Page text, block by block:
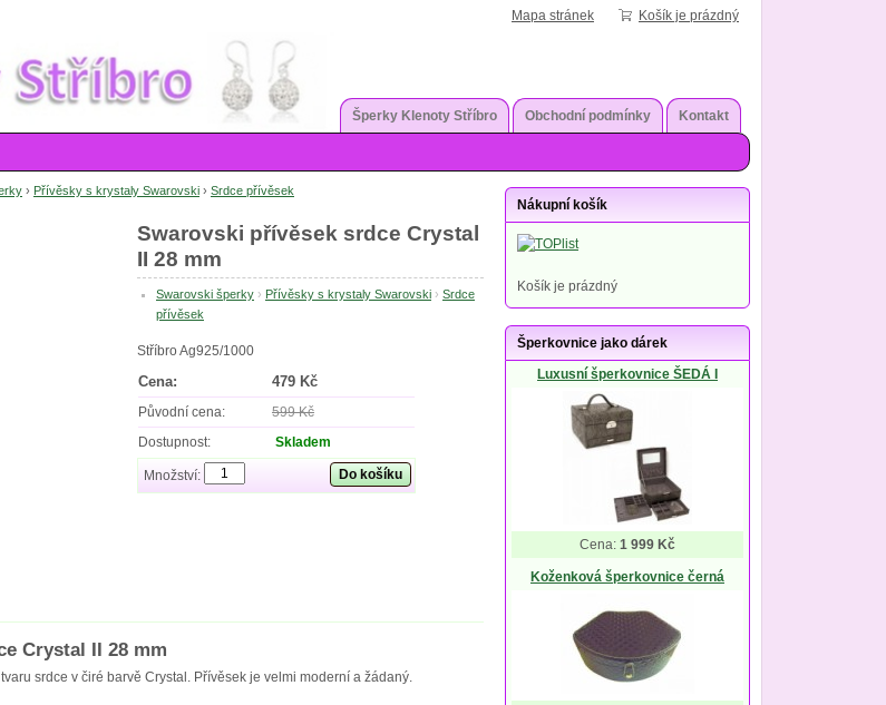
Košík je prázdný
Mapa stránek
Šperky Klenoty Stříbro Obchodní podmínky Kontakt
› Přívěsky s krystaly Swarovski › Srdce přívěsek
Swarovski přívěsek srdce Crystal
II 28 mm
Swarovski šperky › Přívěsky s krystaly Swarovski › Srdce
přívěsek
Stříbro Ag925/1000
Cena: 479 Kč
Původní cena:
599 Kč
Dostupnost:
Skladem
Do košíku
Množství:
Crystal II 28 mm
srdce v čiré barvě Crystal. Přívěsek je velmi moderní a žádaný.
Nákupní košík
Košík je prázdný
Šperkovnice jako dárek
Luxusní šperkovnice ŠEDÁ I
Cena: 1 999 Kč
Koženková šperkovnice černá